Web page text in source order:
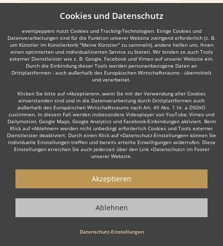
Auch interessant:
Trompeter Trauerredner Dudelsackspieler
Wie funktioniert's?
1. Kostenlos anfragen
Sie interessanten Redner - also z. B. bestimmte Hochzeitsredner.
Diesen Button finden Sie auf den jeweiligen Künstler-Profil-Seiten der
2. Angebote erhalten & Details besprechen
Sie erhalten Angebote Ihrer angefragten Hochzeitsredner. Nutzen Sie
Cookies und Datenschutz
eventpeppers nutzt Cookies und Tracking-Technologien. Einige Cookies und
Datenverarbeitungen sind für die Funktion unserer Website zwingend erforderlich (z. B.
um Künstler im Künstlerkorb "Meine Künstler" zu sammeln), andere helfen uns, Ihnen
einen optimierten und individualisierten Service zu bieten. Wir binden so auch Tools
externer Dienstleister wie z. B. Google, Facebook und Vimeo auf unserer Website ein.
Durch die Einbindung dieser Tools werden personenbezogene Daten an
Drittplattformen - auch außerhalb des Europäischen Wirtschaftsraums - übermittelt
und verarbeitet.
Klicken Sie bitte auf «Akzeptieren», wenn Sie mit der Verwendung aller Cookies
einverstanden sind und in die Datenverarbeitung durch Drittplattformen auch
außerhalb des Europäischen Wirtschaftsraums nach Art. 49 Abs. 1 lit. a DSGVO
zustimmen. In diesem Fall werden insbesondere Videoplayer von YouTube, Vimeo und
Dailymotion, Google Maps, Google Analytics und Facebook-Einbindungen aktiviert. Beim
Klick auf «Ablehnen» werden nicht unbedingt erforderlich Cookies und Tools externer
Dienstleister deaktiviert. Durch einen Klick auf «Datenschutz-Einstellungen» können Sie
individuelle Einstellungen treffen und bereits erteilte Einwilligungen widerrufen. Diese
Einstellungen erreichen Sie auch jederzeit über den Link «Datenschutz» im Footer
unserer Website.
Datenschutz-Einstellungen
Akzeptieren
Ablehnen